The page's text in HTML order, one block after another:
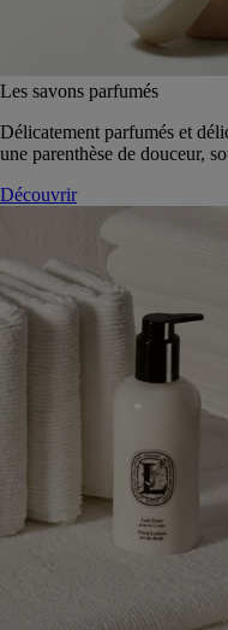
Les savons parfumés
Délicatement parfumés et
une parenthèse de douceur,
Découvrir